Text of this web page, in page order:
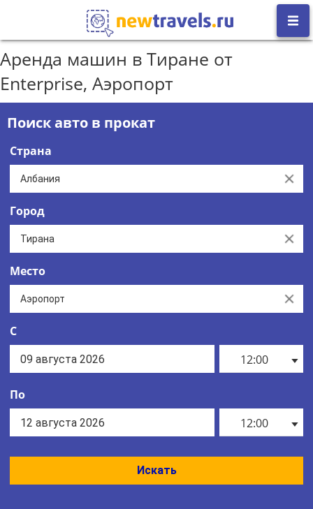
Аренда машин в Тиране от
Enterprise, Аэропорт
Поиск авто в прокат
Страна
Clear
Город
Clear
Место
Clear
С
12:00
По
12:00
Искать